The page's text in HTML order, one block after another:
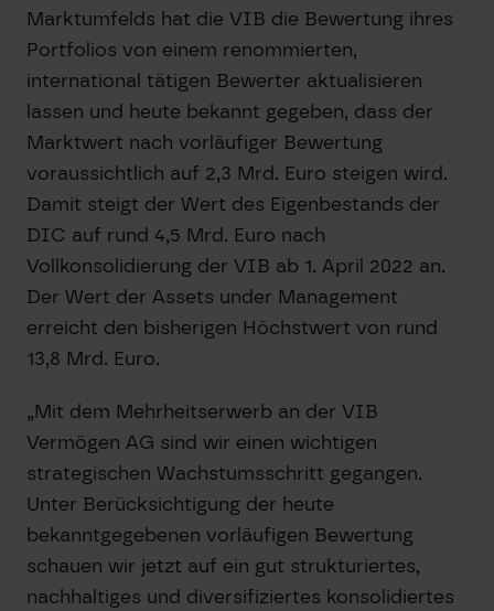
Marktumfelds hat die VIB die Bewertung ihres
Portfolios von einem renommierten,
international tätigen Bewerter aktualisieren
lassen und heute bekannt gegeben, dass der
Marktwert nach vorläufiger Bewertung
voraussichtlich auf 2,3 Mrd. Euro steigen wird.
Damit steigt der Wert des Eigenbestands der
DIC auf rund 4,5 Mrd. Euro nach
Vollkonsolidierung der VIB ab 1. April 2022 an.
Der Wert der Assets under Management
erreicht den bisherigen Höchstwert von rund
13,8 Mrd. Euro.
„Mit dem Mehrheitserwerb an der VIB
Vermögen AG sind wir einen wichtigen
strategischen Wachstumsschritt gegangen.
Unter Berücksichtigung der heute
bekanntgegebenen vorläufigen Bewertung
schauen wir jetzt auf ein gut strukturiertes,
nachhaltiges und diversifiziertes konsolidiertes